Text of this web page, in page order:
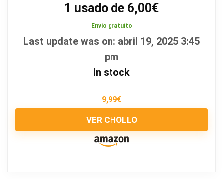
1 usado de 6,00€
Envío gratuito
Last update was on: abril 19, 2025 3:45
pm
in stock
9,99€
VER CHOLLO